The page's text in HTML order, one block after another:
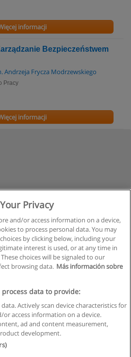
informacji
Bezpieczeństwem
Andrzeja Frycza Modrzewskiego
Pracy
informacji
Regulamin
danych osobowych
z Educaedu
Business S.L. - CIF : B-95610580: -
Privacy
and/or access information on a device,
to process personal data. You may
by clicking below, including your
interest is used, or at any time in
choices will be signaled to our
browsing data. Más información sobre
data to provide:
Actively scan device characteristics for
access information on a device.
ad and content measurement,
development.